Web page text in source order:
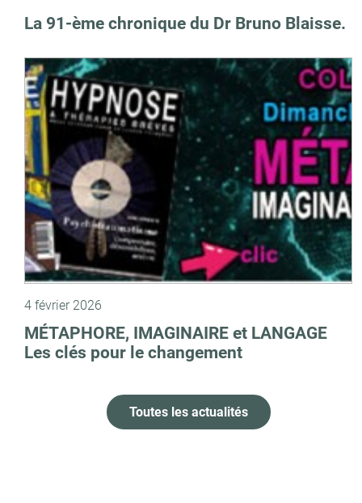
La 91-ème chronique du Dr Bruno Blaisse.
4 février 2026
MÉTAPHORE, IMAGINAIRE et LANGAGE
Les clés pour le changement
Toutes les actualités